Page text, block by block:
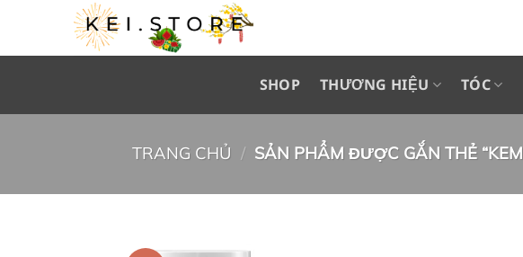
content
SHOP THƯƠNG HIỆU TÓC
TRANG CHỦ / SẢN PHẨM ĐƯỢC GẮN THẺ